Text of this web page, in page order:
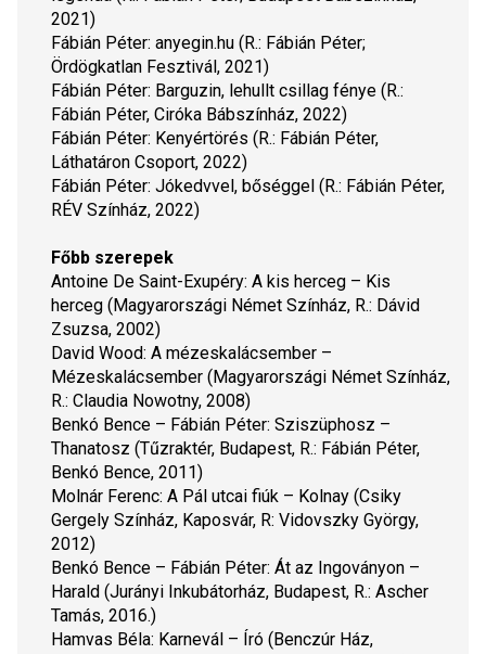
2021)
Fábián Péter: anyegin.hu (R.: Fábián Péter;
Ördögkatlan Fesztivál, 2021)
Fábián Péter: Barguzin, lehullt csillag fénye (R.:
Fábián Péter, Ciróka Bábszínház, 2022)
Fábián Péter: Kenyértörés (R.: Fábián Péter,
Láthatáron Csoport, 2022)
Fábián Péter: Jókedvvel, bőséggel (R.: Fábián Péter,
RÉV Színház, 2022)
Főbb szerepek
Antoine De Saint-Exupéry: A kis herceg – Kis
herceg (Magyarországi Német Színház, R.: Dávid
Zsuzsa, 2002)
David Wood: A mézeskalácsember –
Mézeskalácsember (Magyarországi Német Színház,
R.: Claudia Nowotny, 2008)
Benkó Bence – Fábián Péter: Sziszüphosz –
Thanatosz (Tűzraktér, Budapest, R.: Fábián Péter,
Benkó Bence, 2011)
Molnár Ferenc: A Pál utcai fiúk – Kolnay (Csiky
Gergely Színház, Kaposvár, R: Vidovszky György,
2012)
Benkó Bence – Fábián Péter: Át az Ingoványon –
Harald (Jurányi Inkubátorház, Budapest, R.: Ascher
Tamás, 2016.)
Hamvas Béla: Karnevál – Író (Benczúr Ház,